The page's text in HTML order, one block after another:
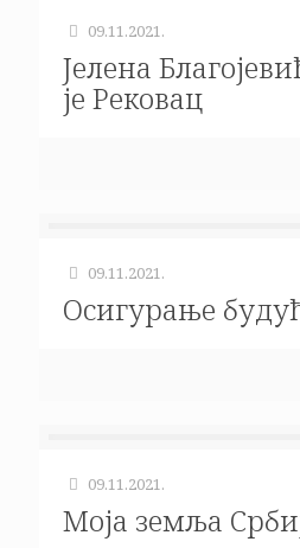
09.11.2021.
Јелена
је Рековац
09.11.2021.
Осигурање
09.11.2021.
Моја земља